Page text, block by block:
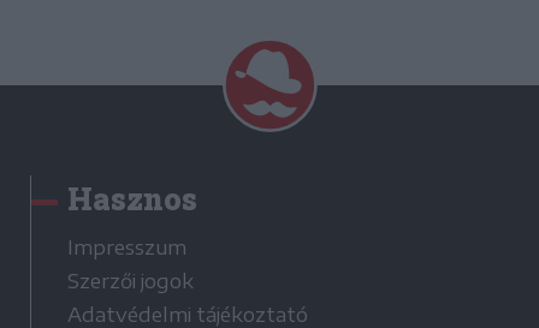
Hasznos
Impresszum
Szerzői jogok
Adatvédelmi tájékoztató